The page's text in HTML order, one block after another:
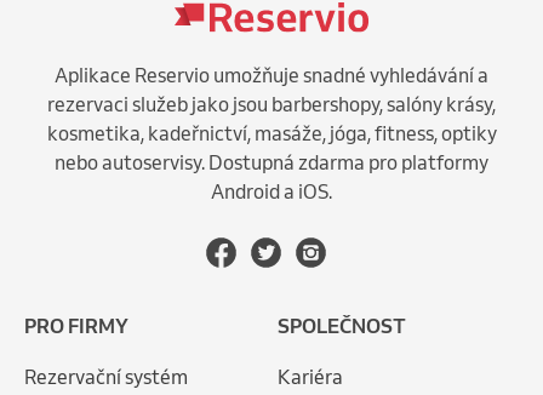
Aplikace Reservio umožňuje snadné vyhledávání a
rezervaci služeb jako jsou barbershopy, salóny krásy,
kosmetika, kadeřnictví, masáže, jóga, fitness, optiky
nebo autoservisy. Dostupná zdarma pro platformy
Android a iOS.
PRO FIRMY
Rezervační systém
SPOLEČNOST
Kariéra